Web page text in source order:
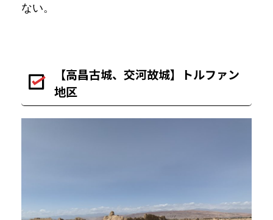
ない。
【高昌古城、交河故城】トルファン
地区